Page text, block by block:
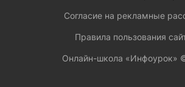
Согласие на рекламные
Правила пользования
Онлайн-школа «Инфоурок»